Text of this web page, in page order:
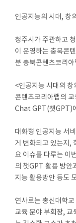
인공지능의 시대, 창
청주시가 주관하고
이 운영하는 충북콘
분 충북콘텐츠코리
<인공지능 시대의 창
콘텐츠코리아랩의
Chat GPT(챗GPT)
대화형 인공지능 서
게 변화되고 있는지,
요 이슈를 다루는 이
의 챗GPT 활용 방안
지능 활용방안 등도
연사로는 총신대학
교육 분야 부회장, 교